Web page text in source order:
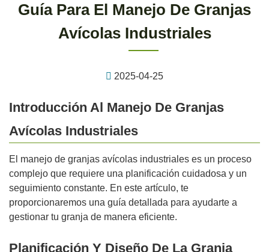
Guía Para El Manejo De Granjas
Avícolas Industriales
2025-04-25
Introducción Al Manejo De Granjas
Avícolas Industriales
El manejo de granjas avícolas industriales es un proceso
complejo que requiere una planificación cuidadosa y un
seguimiento constante. En este artículo, te
proporcionaremos una guía detallada para ayudarte a
gestionar tu granja de manera eficiente.
Planificación Y Diseño De La Granja